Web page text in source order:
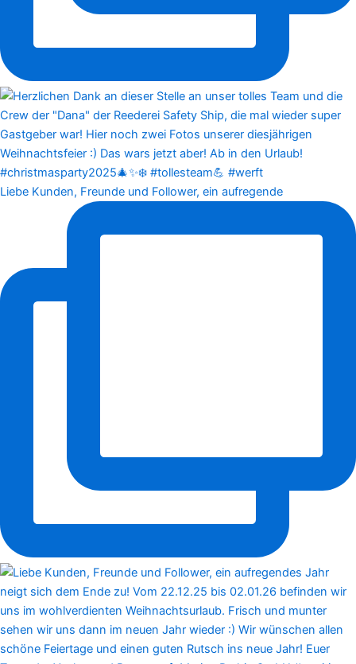
Liebe Kunden, Freunde und Follower, ein aufregende